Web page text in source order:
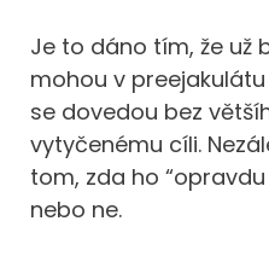
Je to dáno tím, že už
mohou v
se dovedou bez
vytyčenému cíli.
tom, zda ho
nebo ne.